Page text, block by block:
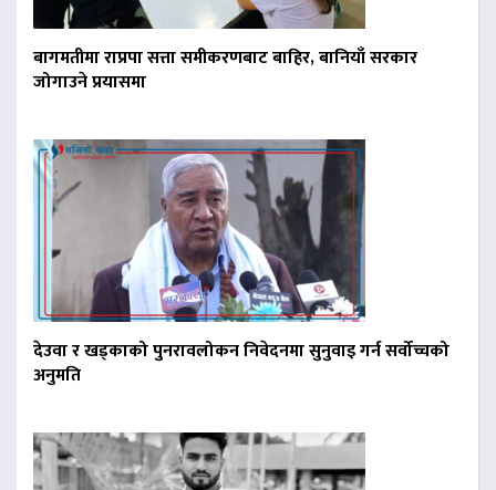
बागमतीमा राप्रपा सत्ता समीकरणबाट बाहिर, बानियाँ सरकार
जोगाउने प्रयासमा
देउवा र खड्काको पुनरावलोकन निवेदनमा सुनुवाइ गर्न सर्वोच्चको
अनुमति